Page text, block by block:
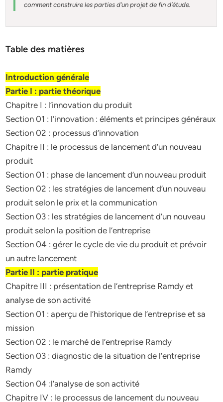
comment construire les parties d’un projet de fin d’étude
Table des matières
Introduction générale
Partie I : partie théorique
Chapitre I : l’innovation du produit
Section 01 : l’innovation : éléments et principes généraux
Section 02 : processus d’innovation
Chapitre II : le processus de lancement d’un nouveau
produit
Section 01 : phase de lancement d’un nouveau produit
Section 02 : les stratégies de lancement d’un nouveau
produit selon le prix et la communication
Section 03 : les stratégies de lancement d’un nouveau
produit selon la position de l’entreprise
Section 04 : gérer le cycle de vie du produit et prévoir
un autre lancement
Partie II : partie pratique
Chapitre III : présentation de l’entreprise Ramdy et
analyse de son activité
Section 01 : aperçu de l’historique de l’entreprise et sa
mission
Section 02 : le marché de l’entreprise Ramdy
Section 03 : diagnostic de la situation de l’entreprise
Ramdy
Section 04 :l’analyse de son activité
Chapitre IV : le processus de lancement du nouveau